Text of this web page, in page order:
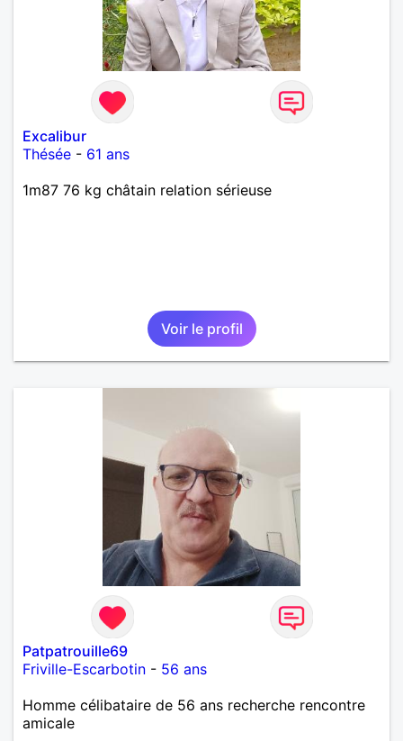
Excalibur
Thésée - 61 ans
1m87 76 kg châtain relation sérieuse
Voir le profil
Patpatrouille69
Friville-Escarbotin - 56 ans
Homme célibataire de 56 ans recherche rencontre
amicale